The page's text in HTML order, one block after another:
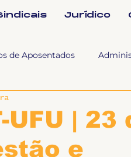
Jurídico
de Aposentados
UFU
Formação e Relações
UFU | 23
e